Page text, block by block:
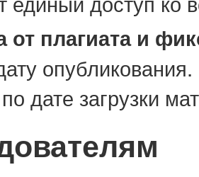
от плагиата и
дате загрузки